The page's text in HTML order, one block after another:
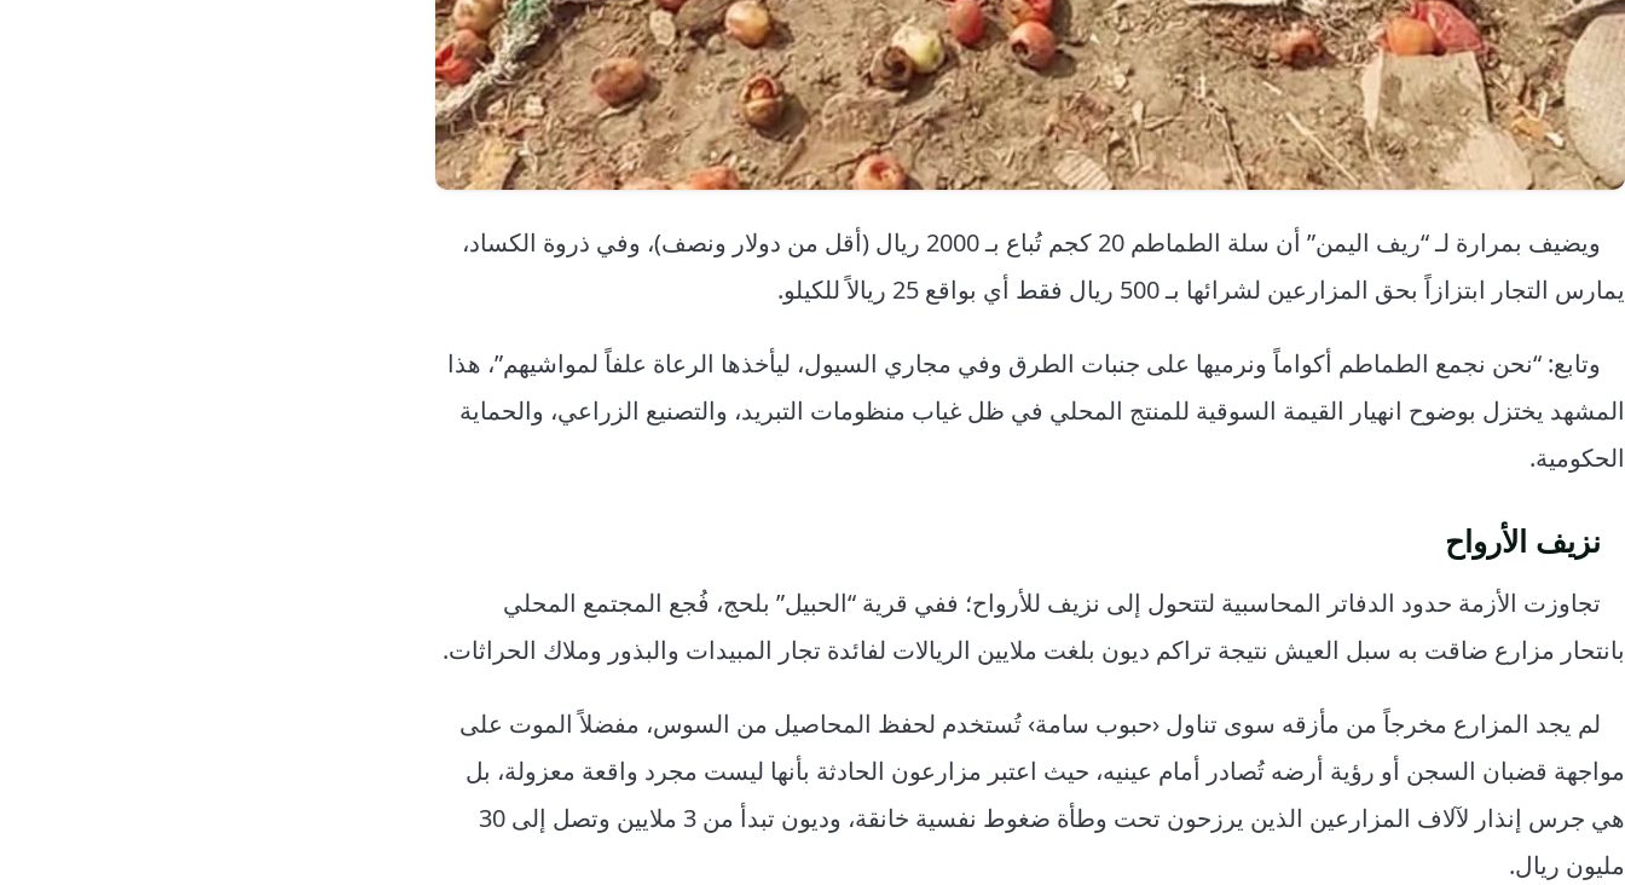
ويضيف بمرارة لـ “ريف اليمن” أن سلة الطماطم 20 كجم تُباع بـ 2000 ريال (أقل من دولار ونصف)، وفي ذروة الكساد،
يمارس التجار ابتزازاً بحق المزارعين لشرائها بـ 500 ريال فقط أي بواقع 25 ريالاً للكيلو.
وتابع: “نحن نجمع الطماطم أكواماً ونرميها على جنبات الطرق وفي مجاري السيول، ليأخذها الرعاة علفاً لمواشيهم”، هذا
المشهد يختزل بوضوح انهيار القيمة السوقية للمنتج المحلي في ظل غياب منظومات التبريد، والتصنيع الزراعي، والحماية
الحكومية.
نزيف الأرواح
تجاوزت الأزمة حدود الدفاتر المحاسبية لتتحول إلى نزيف للأرواح؛ ففي قرية “الحبيل” بلحج، فُجع المجتمع المحلي
بانتحار مزارع ضاقت به سبل العيش نتيجة تراكم ديون بلغت ملايين الريالات لفائدة تجار المبيدات والبذور وملاك الحراثات.
لم يجد المزارع مخرجاً من مأزقه سوى تناول ‹حبوب سامة› تُستخدم لحفظ المحاصيل من السوس، مفضلاً الموت على
مواجهة قضبان السجن أو رؤية أرضه تُصادر أمام عينيه، حيث اعتبر مزارعون الحادثة بأنها ليست مجرد واقعة معزولة، بل
هي جرس إنذار لآلاف المزارعين الذين يرزحون تحت وطأة ضغوط نفسية خانقة، وديون تبدأ من 3 ملايين وتصل إلى 30
مليون ريال.